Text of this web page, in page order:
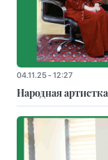
04.11.25 - 12:27
Народная